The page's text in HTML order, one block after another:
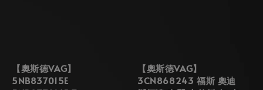
【奧斯德VAG】
5NB837015E
【奧斯德VAG】
3CN868243 福斯 奧迪